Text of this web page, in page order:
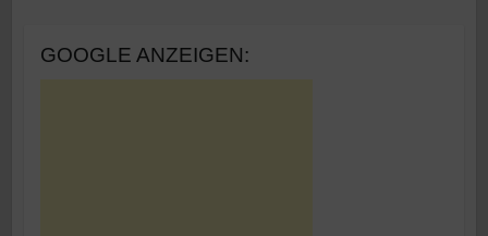
GOOGLE ANZEIGEN: